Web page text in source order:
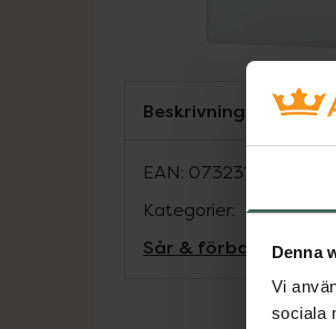
Denna
Vi
sociala
Beskrivning
EAN: 07323190246700
Kategorier:
Sår & förband Sår,